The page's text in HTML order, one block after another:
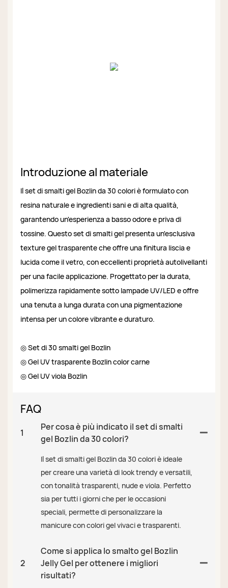
Introduzione al materiale
Il set di smalti gel Bozlin da 30 colori è formulato con
resina naturale e ingredienti sani e di alta qualità,
garantendo un'esperienza a basso odore e priva di
tossine. Questo set di smalti gel presenta un'esclusiva
texture gel trasparente che offre una finitura liscia e
lucida come il vetro, con eccellenti proprietà autolivellanti
per una facile applicazione. Progettato per la durata,
polimerizza rapidamente sotto lampade UV/LED e offre
una tenuta a lunga durata con una pigmentazione
intensa per un colore vibrante e duraturo.
◎ Set di 30 smalti gel Bozlin
◎ Gel UV trasparente Bozlin color carne
◎ Gel UV viola Bozlin
FAQ
1
Per cosa è più indicato il set di smalti
gel Bozlin da 30 colori?
Il set di smalti gel Bozlin da 30 colori è ideale
per creare una varietà di look trendy e versatili,
con tonalità trasparenti, nude e viola. Perfetto
sia per tutti i giorni che per le occasioni
speciali, permette di personalizzare la
manicure con colori gel vivaci e trasparenti.
2
Come si applica lo smalto gel Bozlin
Jelly Gel per ottenere i migliori
risultati?